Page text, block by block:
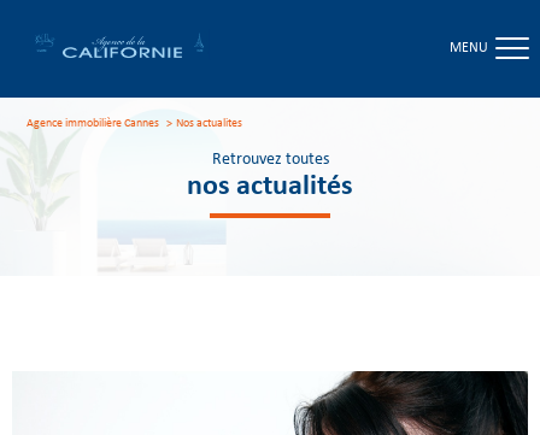
MENU
Agence immobilière Cannes nos actualites
Retrouvez toutes
nos actualités